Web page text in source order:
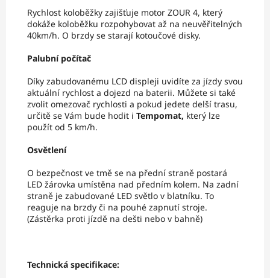
Rychlost koloběžky zajišťuje motor ZOUR 4, který
dokáže koloběžku rozpohybovat až na neuvěřitelných
40km/h. O brzdy se starají kotoučové disky.
Palubní počítač
Díky zabudovanému LCD displeji uvidíte za jízdy svou
aktuální rychlost a dojezd na baterii. Můžete si také
zvolit omezovač rychlosti a pokud jedete delší trasu,
určitě se Vám bude hodit i Tempomat, který lze
použít od 5 km/h.
Osvětlení
O bezpečnost ve tmě se na přední straně postará
LED žárovka umístěna nad předním kolem. Na zadní
straně je zabudované LED světlo v blatníku. To
reaguje na brzdy či na pouhé zapnutí stroje.
(Zástěrka proti jízdě na dešti nebo v bahně)
Technická specifikace: